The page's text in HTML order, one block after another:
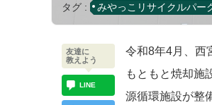
タグ : みやっこリサイクルパー
令和8年4月、西
もともと焼却施
源循環施設が整
友達に
教えよう
LINE